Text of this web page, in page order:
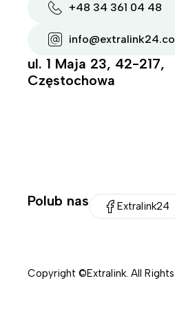
+48 34 361 04 48
ul. 1 Maja 23, 42-217,
Częstochowa
Polub nas Extralink24
Copyright ©Extralink. All